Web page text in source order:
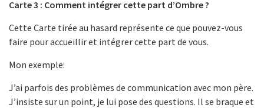
Carte 3 : Comment intégrer cette part d’Ombre ?
Cette Carte tirée au hasard représente ce que pouvez-vous
faire pour accueillir et intégrer cette part de vous.
Mon exemple:
J’ai parfois des problèmes de communication avec mon père.
J’insiste sur un point, je lui pose des questions. Il se braque et